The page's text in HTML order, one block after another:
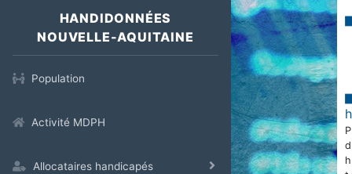
HANDIDONNÉES
NOUVELLE-AQUITAINE
Population
Activité MDPH
Allocataires handicapés